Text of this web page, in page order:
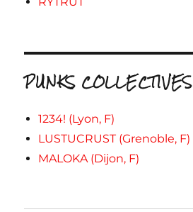
PUNKS COLLECTIVES
1234! (Lyon, F)
LUSTUCRUST (Grenoble, F)
MALOKA (Dijon, F)